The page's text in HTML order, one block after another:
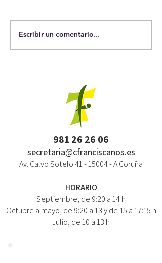
Escribir un comentario...
981 26 26 06
secretaria@cfranciscanos.es
Av. Calvo Sotelo41 - 15004- A Coruña
HORARIO
Septiembre, de 9:20 a 14 h
Octubre a mayo, de 9:20 a 13 y de 15 a 17:15 h
Julio, de 10 a 13 h